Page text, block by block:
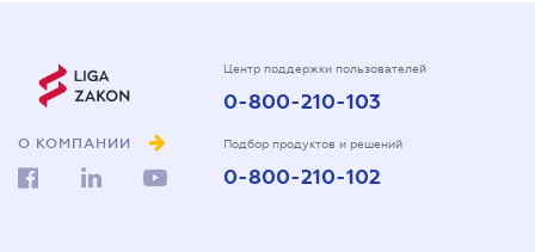
О КОМПАНИИ
Центр поддержки пользователей
0-800-210-103
Подбор продуктов и решений
0-800-210-102